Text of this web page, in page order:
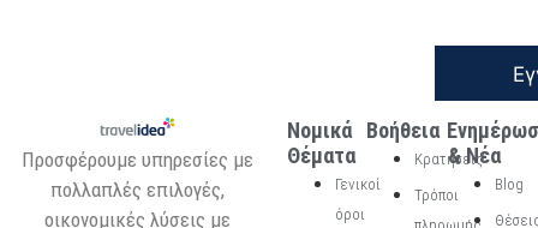
Προσφέρουμε υπηρεσίες με
πολλαπλές επιλογές,
οικονομικές λύσεις με
Νομικά
Θέματα
Γενικοί
όροι
Βοήθεια
Κρατήσεις
Τρόποι
& Νέα
Blog